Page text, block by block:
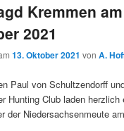
Kremmen
2021
13. Oktober 2021 vonA.
Paul von Schultzendorff
Hunting Club laden
der Niedersachsenmeute